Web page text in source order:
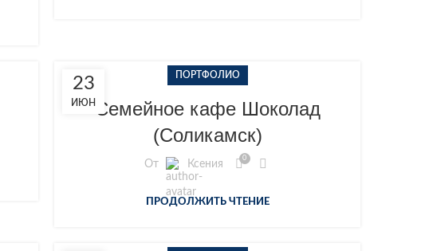
23
ИЮН
ПОРТФОЛИО
Семейное кафе Шоколад
(Соликамск)
От Ксения 0
ПРОДОЛЖИТЬ ЧТЕНИЕ